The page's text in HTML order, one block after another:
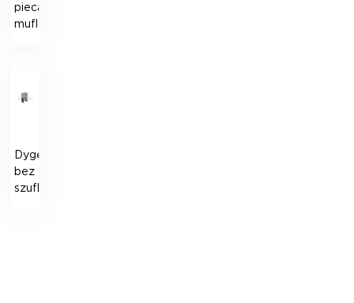
pieca
muflowego
Dygestorium
bez
szuflady